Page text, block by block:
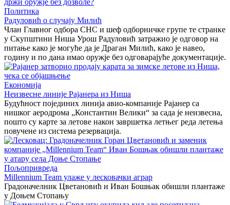
Политика
Радуловић о случају Милић
Члан Главног одбора СНС и шеф одборничке групе те странке
у Скупштини Ниша Урош Радуловић затражио је одговор на
питање како је могуће да је Драган Милић, како је навео,
годину и по дана имао оружје без одговарајуће документације.
Економија
Неизвесне линије Рајанера из Ниша
Будућност појединих линија авио-компаније Рајанер са
нишког аеродрома „Константин Велики“ за сада је неизвесна,
пошто су карте за летове након завршетка летњег реда летења
повучене из система резервација.
Пољопривреда
Millennium Team улаже у лесковачки аграр
Градоначелник Цветановић и Иван Бошњак обишли плантаже
у Доњем Стопању